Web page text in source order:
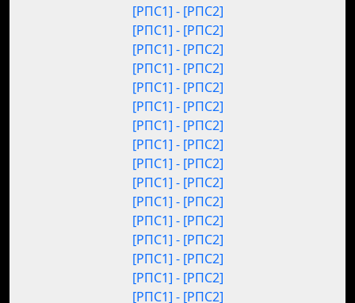
[РПС1] - [РПС2]
[РПС1] - [РПС2]
[РПС1] - [РПС2]
[РПС1] - [РПС2]
[РПС1] - [РПС2]
[РПС1] - [РПС2]
[РПС1] - [РПС2]
[РПС1] - [РПС2]
[РПС1] - [РПС2]
[РПС1] - [РПС2]
[РПС1] - [РПС2]
[РПС1] - [РПС2]
[РПС1] - [РПС2]
[РПС1] - [РПС2]
[РПС1] - [РПС2]
[РПС1] - [РПС2]